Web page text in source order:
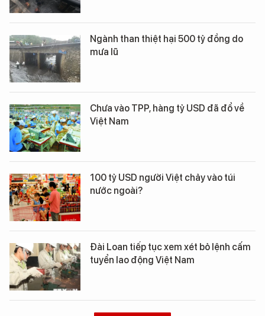
Ngành than thiệt hại 500 tỷ đồng do
mưa lũ
Chưa vào TPP, hàng tỷ USD đã đổ về
Việt Nam
100 tỷ USD người Việt chảy vào túi
nước ngoài?
Đài Loan tiếp tục xem xét bỏ lệnh cấm
tuyển lao động Việt Nam